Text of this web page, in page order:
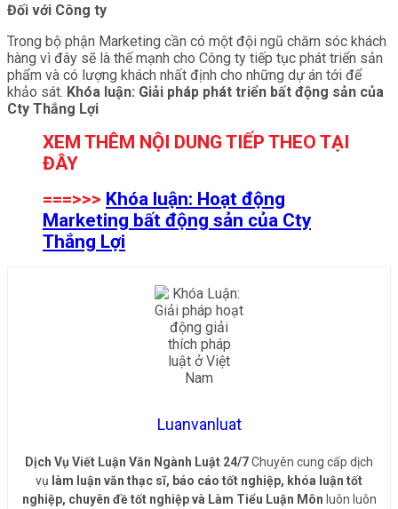
Đối với Công ty
Trong bộ phận Marketing cần có một đội ngũ chăm sóc khách
hàng vì đây sẽ là thế mạnh cho Công ty tiếp tục phát triển sản
phẩm và có lượng khách nhất định cho những dự án tới để
khảo sát. Khóa luận: Giải pháp phát triển bất động sản của
Cty Thắng Lợi
XEM THÊM NỘI DUNG TIẾP THEO TẠI
ĐÂY
===>>> Khóa luận: Hoạt động
Marketing bất động sản của Cty
Thắng Lợi
Luanvanluat
Dịch Vụ Viết Luận Văn Ngành Luật 24/7Chuyên cung cấp dịch
vụ làm luận văn thạc sĩ, báo cáo tốt nghiệp, khóa luận tốt
nghiệp, chuyên đề tốt nghiệp và Làm Tiểu Luận Môn luôn luôn